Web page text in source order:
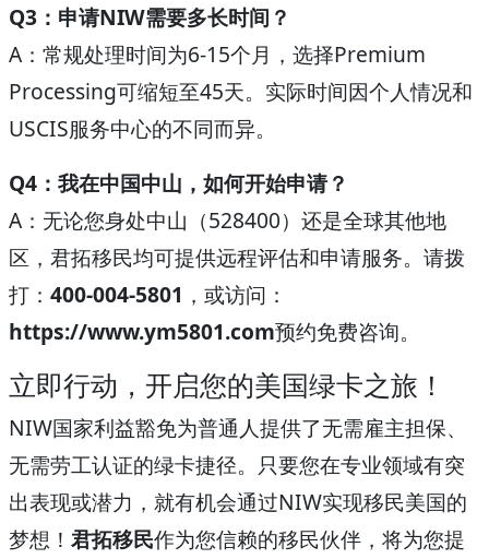
Q3：申请NIW需要多长时间？
A：常规处理时间为6-15个月，选择Premium
Processing可缩短至45天。实际时间因个人情况和
USCIS服务中心的不同而异。
Q4：我在中国中山，如何开始申请？
A：无论您身处中山（528400）还是全球其他地
区，君拓移民均可提供远程评估和申请服务。请拨
打： 400-004-5801 ，或访问：
https://www.ym5801.com预约免费咨询。
立即行动，开启您的美国绿卡之旅！
NIW国家利益豁免为普通人提供了无需雇主担保、
无需劳工认证的绿卡捷径。只要您在专业领域有突
出表现或潜力，就有机会通过NIW实现移民美国的
梦想！ 君拓移民作为您信赖的移民伙伴，将为您提